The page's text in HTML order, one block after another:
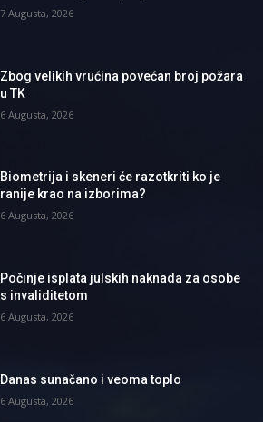
7 Augusta, 2026
Zbog velikih vrućina povećan broj požara
u TK
6 Augusta, 2026
Biometrija i skeneri će razotkriti ko je
ranije krao na izborima?
6 Augusta, 2026
Počinje isplata julskih naknada za osobe
s invaliditetom
6 Augusta, 2026
Danas sunačano i veoma toplo
6 Augusta, 2026